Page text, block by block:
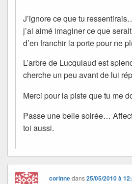
J’ignore ce que tu
j’ai aimé imaginer ce que
d’en franchir la porte pour ne
L’arbre de Lucquiaud est
cherche un peu avant de lui
Merci pour la piste que tu me
Passe une belle soirée…
toi aussi.
corinnedans25/05/2010 à